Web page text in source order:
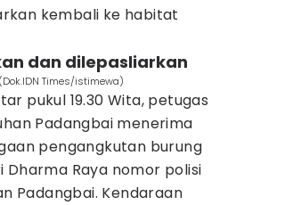
kembali ke habitat
dan dilepasliarkan
Times/istimewa)
pukul 19.30 Wita, petugas
Padangbai menerima
pengangkutan burung
Dharma Raya nomor polisi
Padangbai. Kendaraan